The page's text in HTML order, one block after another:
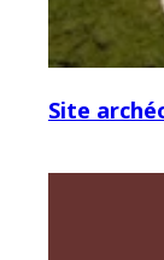
Site